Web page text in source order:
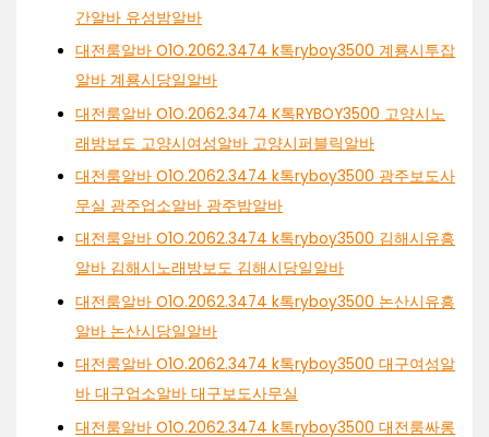
간알바 유성밤알바
대전룸알바 O1O.2062.3474 k톡ryboy3500 계룡시투잡
알바 계룡시당일알바
대전룸알바 O1O.2062.3474 K톡RYBOY3500 고양시노
래방보도 고양시여성알바 고양시퍼블릭알바
대전룸알바 O1O.2062.3474 k톡ryboy3500 광주보도사
무실 광주업소알바 광주밤알바
대전룸알바 O1O.2062.3474 k톡ryboy3500 김해시유흥
알바 김해시노래방보도 김해시당일알바
대전룸알바 O1O.2062.3474 k톡ryboy3500 논산시유흥
알바 논산시당일알바
대전룸알바 O1O.2062.3474 k톡ryboy3500 대구여성알
바 대구업소알바 대구보도사무실
대전룸알바 O1O.2062.3474 k톡ryboy3500 대전룸싸롱